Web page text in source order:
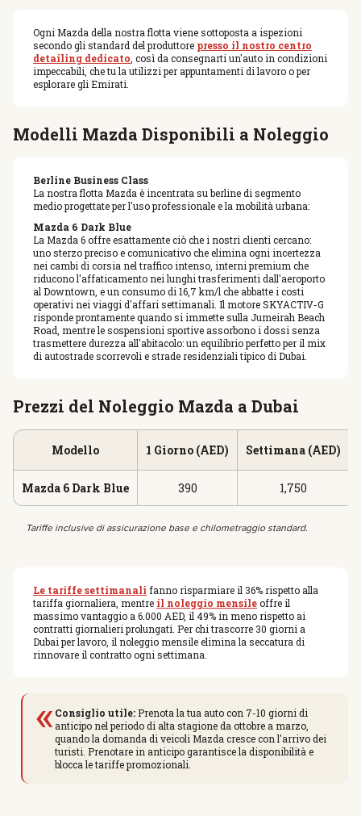
Ogni Mazda della nostra flotta viene sottoposta a ispezioni
secondo gli standard del produttore presso il nostro centro
detailing dedicato, così da consegnarti un'auto in condizioni
impeccabili, che tu la utilizzi per appuntamenti di lavoro o per
esplorare gli Emirati.
Modelli Mazda Disponibili a Noleggio
Berline Business Class
La nostra flotta Mazda è incentrata su berline di segmento
medio progettate per l'uso professionale e la mobilità urbana:
Mazda 6 Dark Blue
La Mazda 6 offre esattamente ciò che i nostri clienti cercano:
uno sterzo preciso e comunicativo che elimina ogni incertezza
nei cambi di corsia nel traffico intenso, interni premium che
riducono l'affaticamento nei lunghi trasferimenti dall'aeroporto
al Downtown, e un consumo di 16,7 km/l che abbatte i costi
operativi nei viaggi d'affari settimanali. Il motore SKYACTIV-G
risponde prontamente quando si immette sulla Jumeirah Beach
Road, mentre le sospensioni sportive assorbono i dossi senza
trasmettere durezza all'abitacolo: un equilibrio perfetto per il mix
di autostrade scorrevoli e strade residenziali tipico di Dubai.
Prezzi del Noleggio Mazda a Dubai
Modello 1 Giorno (AED) Settimana (AED)
Mazda 6 Dark Blue 390 1,750
Tariffe inclusive di assicurazione base e chilometraggio standard.
Le tariffe settimanali fanno risparmiare il 36% rispetto alla
tariffa giornaliera, mentre il noleggio mensileoffre il
massimo vantaggio a 6.000 AED, il 49% in meno rispetto ai
contratti giornalieri prolungati. Per chi trascorre 30 giorni a
Dubai per lavoro, il noleggio mensile elimina la seccatura di
rinnovare il contratto ogni settimana.
« Consiglio utile:Prenota la tua auto con 7-10 giorni di
anticipo nel periodo di alta stagione da ottobre a marzo,
quando la domanda di veicoli Mazda cresce con l'arrivo dei
turisti. Prenotare in anticipo garantisce la disponibilità e
blocca le tariffe promozionali.